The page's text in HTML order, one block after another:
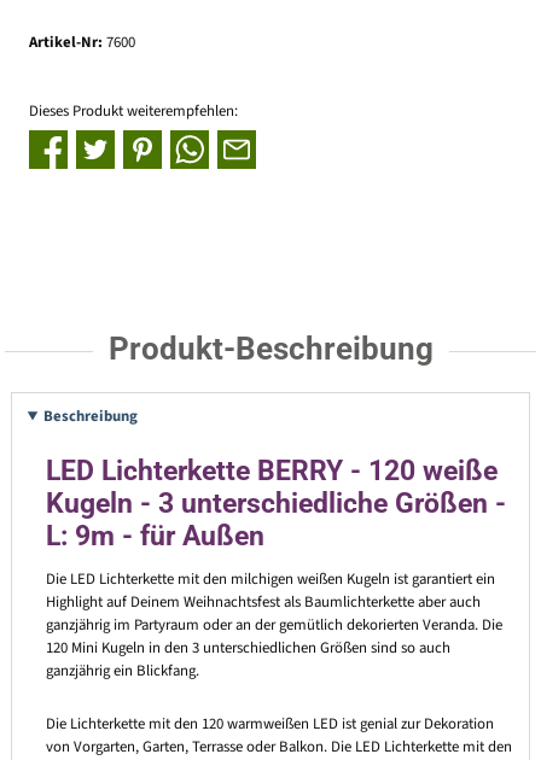
Artikel-Nr: 7600
Dieses Produkt weiterempfehlen:
Produkt-Beschreibung
Beschreibung
LED Lichterkette BERRY - 120 weiße
Kugeln - 3 unterschiedliche Größen -
L: 9m - für Außen
Die LED Lichterkette mit den milchigen weißen Kugeln ist garantiert ein
Highlight auf Deinem Weihnachtsfest als Baumlichterkette aber auch
ganzjährig im Partyraum oder an der gemütlich dekorierten Veranda. Die
120 Mini Kugeln in den 3 unterschiedlichen Größen sind so auch
ganzjährig ein Blickfang.
Die Lichterkette mit den 120 warmweißen LED ist genial zur Dekoration
von Vorgarten, Garten, Terrasse oder Balkon. Die LED Lichterkette mit den